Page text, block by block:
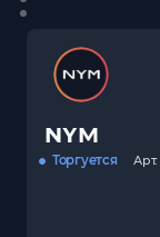
NYM
Торгуется Арт.